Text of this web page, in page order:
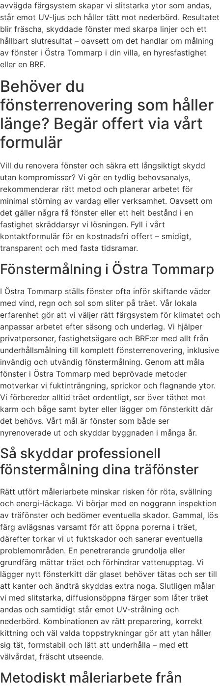
avvägda färgsystem skapar vi slitstarka ytor som andas,
står emot UV-ljus och håller tätt mot nederbörd. Resultatet
blir fräscha, skyddade fönster med skarpa linjer och ett
hållbart slutresultat – oavsett om det handlar om målning
av fönster i Östra Tommarp i din villa, en hyresfastighet
eller en BRF.
Behöver du
fönsterrenovering som håller
länge? Begär offert via vårt
formulär
Vill du renovera fönster och säkra ett långsiktigt skydd
utan kompromisser? Vi gör en tydlig behovsanalys,
rekommenderar rätt metod och planerar arbetet för
minimal störning av vardag eller verksamhet. Oavsett om
det gäller några få fönster eller ett helt bestånd i en
fastighet skräddarsyr vi lösningen. Fyll i vårt
kontaktformulär för en kostnadsfri offert – smidigt,
transparent och med fasta tidsramar.
Fönstermålning i Östra Tommarp
I Östra Tommarp ställs fönster ofta inför skiftande väder
med vind, regn och sol som sliter på träet. Vår lokala
erfarenhet gör att vi väljer rätt färgsystem för klimatet och
anpassar arbetet efter säsong och underlag. Vi hjälper
privatpersoner, fastighetsägare och BRF:er med allt från
underhållsmålning till komplett fönsterrenovering, inklusive
invändig och utvändig fönstermålning. Genom att måla
fönster i Östra Tommarp med beprövade metoder
motverkar vi fuktinträngning, sprickor och flagnande ytor.
Vi förbereder alltid träet ordentligt, ser över täthet mot
karm och båge samt byter eller lägger om fönsterkitt där
det behövs. Vårt mål är fönster som både ser
nyrenoverade ut och skyddar byggnaden i många år.
Så skyddar professionell
fönstermålning dina träfönster
Rätt utfört måleriarbete minskar risken för röta, svällning
och energi-läckage. Vi börjar med en noggrann inspektion
av träfönster och bedömer eventuella skador. Gammal, lös
färg avlägsnas varsamt för att öppna porerna i träet,
därefter torkar vi ut fuktskador och sanerar eventuella
problemområden. En penetrerande grundolja eller
grundfärg mättar träet och förhindrar vattenupptag. Vi
lägger nytt fönsterkitt där glaset behöver tätas och ser till
att kanter och ändträ skyddas extra noga. Slutligen målar
vi med slitstarka, diffusionsöppna färger som låter träet
andas och samtidigt står emot UV-strålning och
nederbörd. Kombinationen av rätt preparering, korrekt
kittning och väl valda toppstrykningar gör att ytan håller
sig tät, formstabil och lätt att underhålla – med ett
välvårdat, fräscht utseende.
Metodiskt måleriarbete från